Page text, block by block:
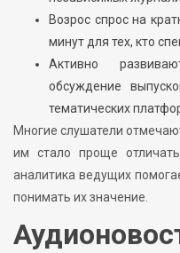
Возрос спрос на
минут для тех, кто
Активно
обсуждение
тематических
Многие слушатели
им стало проще
аналитика ведущих
понимать их значение.